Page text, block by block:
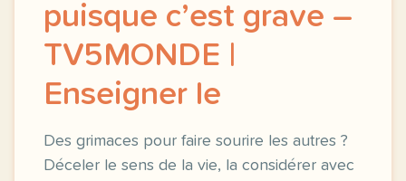
puisque c’est grave –
TV5MONDE |
Enseigner le
Des grimaces pour faire sourire les autres ?
Déceler le sens de la vie, la considérer avec